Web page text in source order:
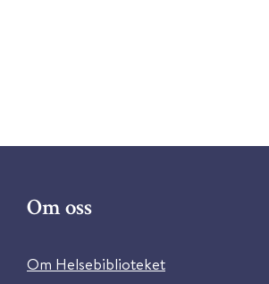
Om oss
Om Helsebiblioteket